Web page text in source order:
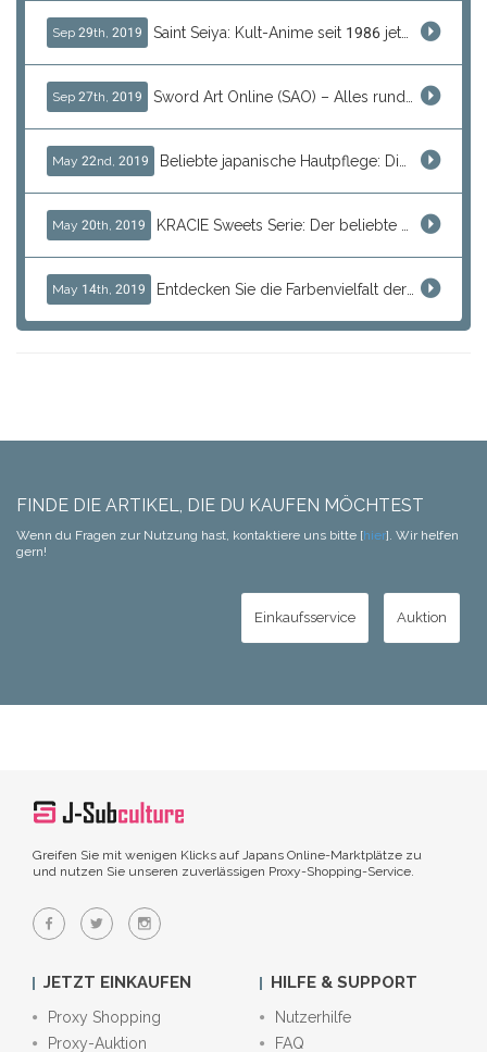
Sep 29th, 2019 Saint Seiya: Kult-Anime seit 1986 jetzt bei J-Subculture entdecken!
Sep 27th, 2019 Sword Art Online (SAO) – Alles rund um die beliebte Anime-Reihe bei J-Subculture!
May 22nd, 2019 Beliebte japanische Hautpflege: Die Basics für Ihre tägliche Beauty-Routine
May 20th, 2019 KRACIE Sweets Serie: Der beliebte Trend bei J-Subculture seit Jahren!
May 14th, 2019 Entdecken Sie die Farbenvielfalt der PILOT Iroshizuku Tintenflaschen 50ml
FINDE DIE ARTIKEL, DIE DU KAUFEN MÖCHTEST
Wenn du Fragen zur Nutzung hast, kontaktiere uns bitte [hier]. Wir helfen
gern!
Einkaufsservice Auktion
Greifen Sie mit wenigen Klicks auf Japans Online-Marktplätze zu
und nutzen Sie unseren zuverlässigen Proxy-Shopping-Service.
JETZT EINKAUFEN
Proxy Shopping
Proxy-Auktion
HILFE & SUPPORT
Nutzerhilfe
FAQ